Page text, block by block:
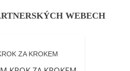
WEBECH
ZA KROKEM